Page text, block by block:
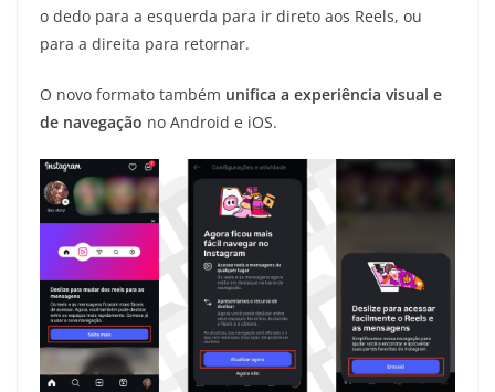
o dedo para a esquerda para ir direto aos Reels, ou
para a direita para retornar.
O novo formato também unifica a experiência visual e
de navegação no Android e iOS.